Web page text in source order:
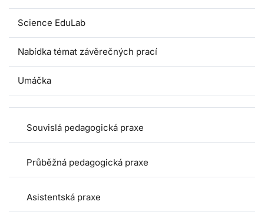
Science EduLab
Nabídka témat závěrečných prací
Umáčka
Souvislá pedagogická praxe
Průběžná pedagogická praxe
Asistentská praxe